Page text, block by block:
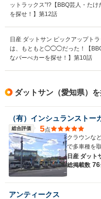
ットラックス”!?【BBQ芸人・た
を探せ！】第12話
日産 ダットサン ピックアップト
は、もともと◯◯◯だった！【
なバーべカーを探せ！】第10話
ダットサン（愛知県）
（有）インシュランストー
総合評価 5点
クラウンな
で多車種を
日産 ダット
総掲載数 76
アンティークス